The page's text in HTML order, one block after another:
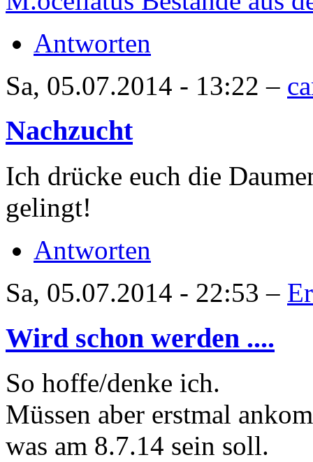
Antworten
Sa, 05.07.2014 - 13:22 –
Nachzucht
Ich drücke euch die
gelingt!
Antworten
Sa, 05.07.2014 - 22:53 –
Wird schon werden ....
So hoffe/denke ich.
Müssen aber erstmal
was am 8.7.14 sein soll.